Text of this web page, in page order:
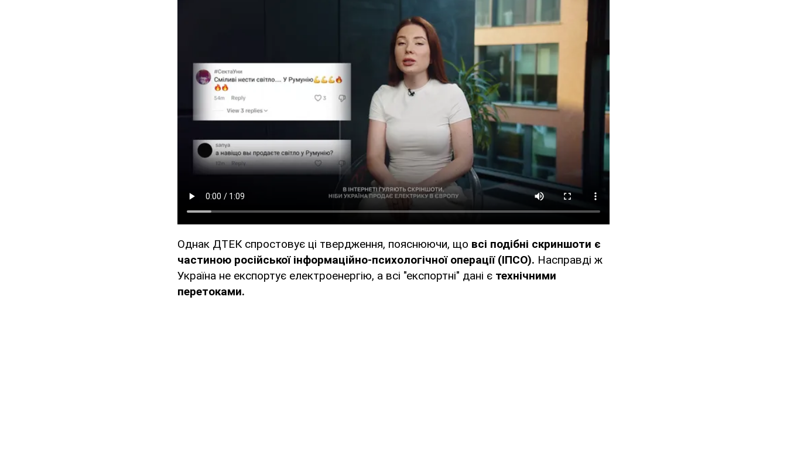
Однак ДТЕК спростовує ці твердження, пояснюючи, що всі подібні скриншоти є
частиною російської інформаційно-психологічної операції (ІПСО). Насправді ж
Україна не експортує електроенергію, а всі "експортні" дані є технічними
перетоками.